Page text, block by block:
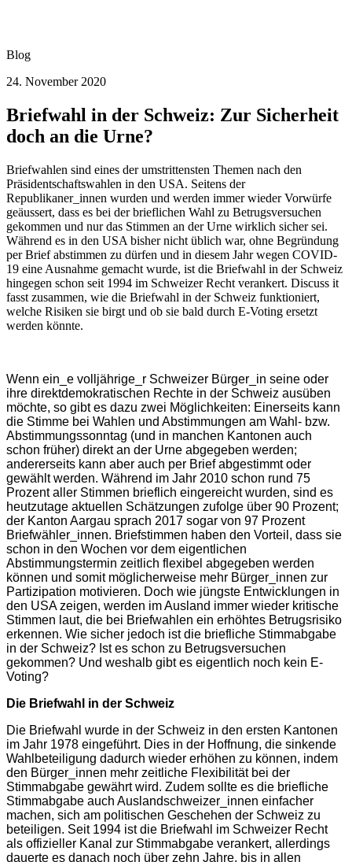
Blog
24. November 2020
Briefwahl in der Schweiz: Zur Sicherheit
doch an die Urne?
Briefwahlen sind eines der umstrittensten Themen nach den
Präsidentschaftswahlen in den USA. Seitens der
Republikaner_innen wurden und werden immer wieder Vorwürfe
geäussert, dass es bei der brieflichen Wahl zu Betrugsversuchen
gekommen und nur das Stimmen an der Urne wirklich sicher sei.
Während es in den USA bisher nicht üblich war, ohne Begründung
per Brief abstimmen zu dürfen und in diesem Jahr wegen COVID-
19 eine Ausnahme gemacht wurde, ist die Briefwahl in der Schweiz
hingegen schon seit 1994 im Schweizer Recht verankert. Discuss it
fasst zusammen, wie die Briefwahl in der Schweiz funktioniert,
welche Risiken sie birgt und ob sie bald durch E-Voting ersetzt
werden könnte.
Wenn ein_e volljährige_r Schweizer Bürger_in seine oder
ihre direktdemokratischen Rechte in der Schweiz ausüben
möchte, so gibt es dazu zwei Möglichkeiten: Einerseits kann
die Stimme bei Wahlen und Abstimmungen am Wahl- bzw.
Abstimmungssonntag (und in manchen Kantonen auch
schon früher) direkt an der Urne abgegeben werden;
andererseits kann aber auch per Brief abgestimmt oder
gewählt werden. Während im Jahr 2010 schon rund 75
Prozent aller Stimmen brieflich eingereicht wurden, sind es
heutzutage aktuellen Schätzungen zufolge über 90 Prozent;
der Kanton Aargau sprach 2017 sogar von 97 Prozent
Briefwähler_innen. Briefstimmen haben den Vorteil, dass sie
schon in den Wochen vor dem eigentlichen
Abstimmungstermin zeitlich flexibel abgegeben werden
können und somit möglicherweise mehr Bürger_innen zur
Partizipation motivieren. Doch wie jüngste Entwicklungen in
den USA zeigen, werden im Ausland immer wieder kritische
Stimmen laut, die bei Briefwahlen ein erhöhtes Betrugsrisiko
erkennen. Wie sicher jedoch ist die briefliche Stimmabgabe
in der Schweiz? Ist es schon zu Betrugsversuchen
gekommen? Und weshalb gibt es eigentlich noch kein E-
Voting?
Die Briefwahl in der Schweiz
Die Briefwahl wurde in der Schweiz in den ersten Kantonen
im Jahr 1978 eingeführt. Dies in der Hoffnung, die sinkende
Wahlbeteiligung dadurch wieder erhöhen zu können, indem
den Bürger_innen mehr zeitliche Flexibilität bei der
Stimmabgabe gewährt wird. Zudem sollte es die briefliche
Stimmabgabe auch Auslandschweizer_innen einfacher
machen, sich am politischen Geschehen der Schweiz zu
beteiligen. Seit 1994 ist die Briefwahl im Schweizer Recht
als offizieller Kanal zur Stimmabgabe verankert, allerdings
dauerte es danach noch über zehn Jahre, bis in allen